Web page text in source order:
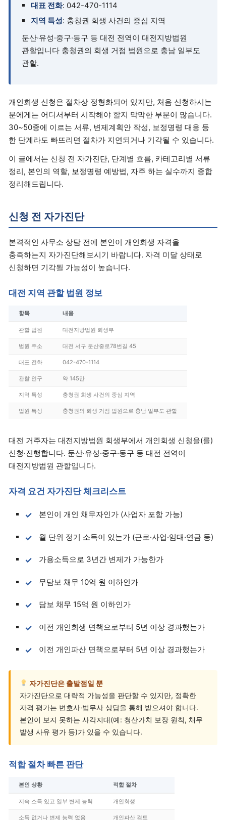
대표 전화: 042-470-1114
지역 특성: 충청권 회생 사건의 중심 지역
둔산·유성·중구·동구 등 대전 전역이 대전지방법원
관할입니다 충청권의 회생 거점 법원으로 충남 일부도
관할.
개인회생 신청은 절차상 정형화되어 있지만, 처음 신청하시는
분에게는 어디서부터 시작해야 할지 막막한 부분이 많습니다.
30~50종에 이르는 서류, 변제계획안 작성, 보정명령 대응 등
한 단계라도 빠뜨리면 절차가 지연되거나 기각될 수 있습니다.
이 글에서는 신청 전 자가진단, 단계별 흐름, 카테고리별 서류
정리, 본인의 역할, 보정명령 예방법, 자주 하는 실수까지 종합
정리해드립니다.
신청 전 자가진단
본격적인 사무소 상담 전에 본인이 개인회생 자격을
충족하는지 자가진단해보시기 바랍니다. 자격 미달 상태로
신청하면 기각될 가능성이 높습니다.
대전 지역 관할 법원 정보
항목 내용
관할 법원 대전지방법원 회생부
법원 주소 대전 서구 둔산중로78번길 45
대표 전화 042-470-1114
관할 인구 약 145만
지역 특성 충청권 회생 사건의 중심 지역
법원 특성 충청권의 회생 거점 법원으로 충남 일부도 관할
대전 거주자는 대전지방법원 회생부에서 개인회생 신청을(를)
신청·진행합니다. 둔산·유성·중구·동구 등 대전 전역이
대전지방법원 관할입니다.
자격 요건 자가진단 체크리스트
본인이 개인 채무자인가 (사업자 포함 가능)
월 단위 정기 소득이 있는가 (근로·사업·임대·연금 등)
가용소득으로 3년간 변제가 가능한가
무담보 채무 10억 원 이하인가
담보 채무 15억 원 이하인가
이전 개인회생 면책으로부터 5년 이상 경과했는가
이전 개인파산 면책으로부터 5년 이상 경과했는가
자가진단은 출발점일 뿐
자가진단으로 대략적 가능성을 판단할 수 있지만, 정확한
자격 평가는 변호사·법무사 상담을 통해 받으셔야 합니다.
본인이 보지 못하는 사각지대(예: 청산가치 보장 원칙, 채무
발생 사유 평가 등)가 있을 수 있습니다.
적합 절차 빠른 판단
본인 상황 적합 절차
지속 소득 있고 일부 변제 능력 개인회생
소득 없거나 변제 능력 없음 개인파산 검토